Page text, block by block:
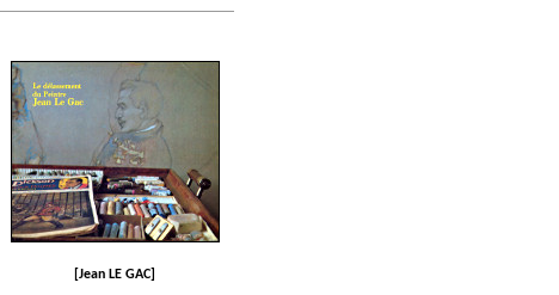
[Jean LE GAC]